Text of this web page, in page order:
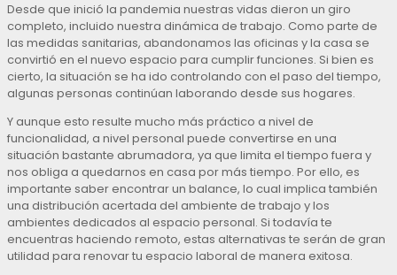
Desde que inició la pandemia nuestras vidas dieron un giro
completo, incluido nuestra dinámica de trabajo. Como parte de
las medidas sanitarias, abandonamos las oficinas y la casa se
convirtió en el nuevo espacio para cumplir funciones. Si bien es
cierto, la situación se ha ido controlando con el paso del tiempo,
algunas personas continúan laborando desde sus hogares.
Y aunque esto resulte mucho más práctico a nivel de
funcionalidad, a nivel personal puede convertirse en una
situación bastante abrumadora, ya que limita el tiempo fuera y
nos obliga a quedarnos en casa por más tiempo. Por ello, es
importante saber encontrar un balance, lo cual implica también
una distribución acertada del ambiente de trabajo y los
ambientes dedicados al espacio personal. Si todavía te
encuentras haciendo remoto, estas alternativas te serán de gran
utilidad para renovar tu espacio laboral de manera exitosa.